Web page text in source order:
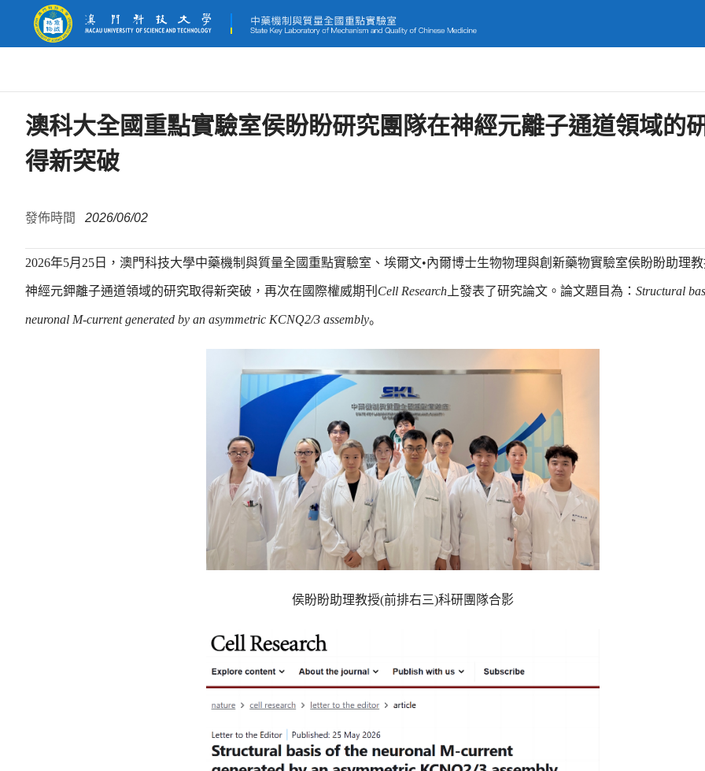
澳科大全國重點實驗室侯盼盼研究團隊在神經元離子通道領域的
得新突破
發佈時間 2026/06/02
2026年5月25日，澳門科技大學中藥機制與質量全國重點實驗室、埃爾文•內爾博士生物物理與創新藥物實驗室侯盼盼助理
神經元鉀離子通道領域的研究取得新突破，再次在國際權威期刊 Cell Research 上發表了研究論文。論文題目為： Structural
neuronal M-current generated by an asymmetric KCNQ2/3 assembly。
侯盼盼助理教授(前排右三)科研團隊合影